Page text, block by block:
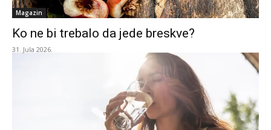
Magazin
Ko ne bi trebalo da jede breskve?
31. Jula 2026.